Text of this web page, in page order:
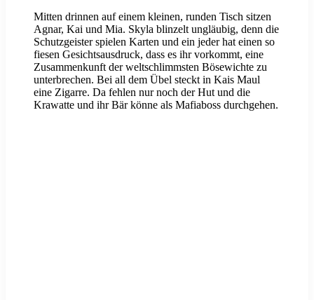
Mitten drinnen auf einem kleinen, runden Tisch sitzen
Agnar, Kai und Mia. Skyla blinzelt ungläubig, denn die
Schutzgeister spielen Karten und ein jeder hat einen so
fiesen Gesichtsausdruck, dass es ihr vorkommt, eine
Zusammenkunft der weltschlimmsten Bösewichte zu
unterbrechen. Bei all dem Übel steckt in Kais Maul
eine Zigarre. Da fehlen nur noch der Hut und die
Krawatte und ihr Bär könne als Mafiaboss durchgehen.